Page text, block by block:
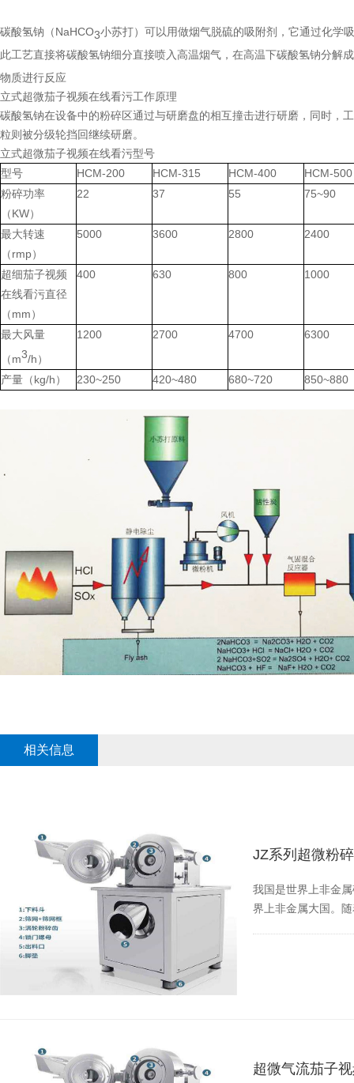
碳酸氢钠（NaHCO3小苏打）可以用做烟气脱硫的吸附剂，它通过化学
此工艺直接将碳酸氢钠细分直接喷入高温烟气，在高温下碳酸氢钠分解
物质进行反应
立式超微茄子视频在线看污工作原理
碳酸氢钠在设备中的粉碎区通过与研磨盘的相互撞击进行研磨，同时，
粒则被分级轮挡回继续研磨。
立式超微茄子视频在线看污型号
型号 HCM-200 HCM-315 HCM-400 HCM-500
粉碎功率
（ KW）
22 37 55 75~90
最大转速
（ rmp）
5000 3600 2800 2400
超细茄子视频
在线看污直径
（ mm ）
400 630 800 1000
最大风量
（ m3/h ）
1200 2700 4700 6300
产量（ kg/h ） 230~250 420~480 680~720 850~880
相关信息
JZ系列超微粉
我国是世界上非金属
界上非金属大国
超微气流茄子